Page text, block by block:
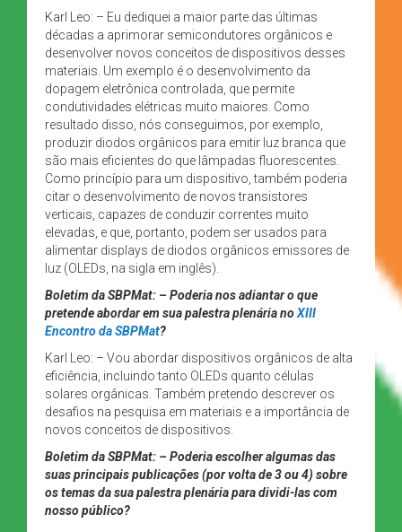
Karl Leo: – Eu dediquei a maior parte das últimas
décadas a aprimorar semicondutores orgânicos e
desenvolver novos conceitos de dispositivos desses
materiais. Um exemplo é o desenvolvimento da
dopagem eletrônica controlada, que permite
condutividades elétricas muito maiores. Como
resultado disso, nós conseguimos, por exemplo,
produzir diodos orgânicos para emitir luz branca que
são mais eficientes do que lâmpadas fluorescentes.
Como princípio para um dispositivo, também poderia
citar o desenvolvimento de novos transistores
verticais, capazes de conduzir correntes muito
elevadas, e que, portanto, podem ser usados para
alimentar displays de diodos orgânicos emissores de
luz (OLEDs, na sigla em inglês).
Boletim da SBPMat: – Poderia nos adiantar o que
pretende abordar em sua palestra plenária noXIII
Encontro da SBPMat?
Karl Leo: – Vou abordar dispositivos orgânicos de alta
eficiência, incluindo tanto OLEDs quanto células
solares orgânicas. Também pretendo descrever os
desafios na pesquisa em materiais e a importância de
novos conceitos de dispositivos.
Boletim da SBPMat: – Poderia escolher algumas das
suas principais publicações (por volta de 3 ou 4) sobre
os temas da sua palestra plenária para dividi-las com
nosso público?